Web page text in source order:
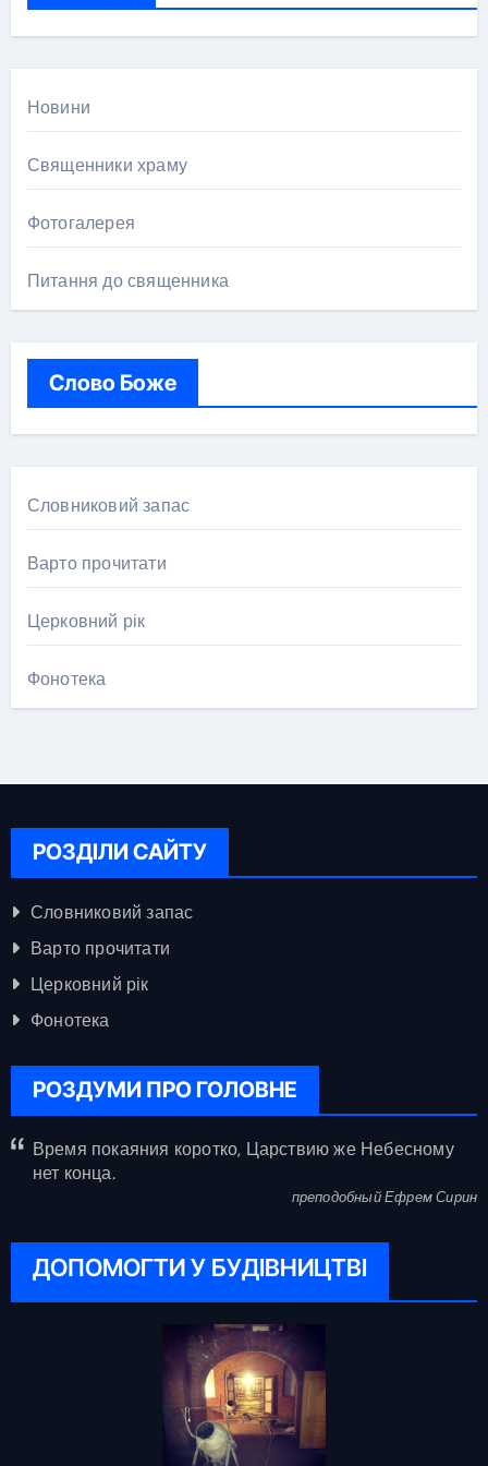
:
Новини
Священники храму
Фотогалерея
Питання до священника
Слово Боже
Словниковий запас
Варто прочитати
Церковний рік
Фонотека
РОЗДІЛИ САЙТУ
Словниковий запас
Варто прочитати
Церковний рік
Фонотека
РОЗДУМИ ПРО ГОЛОВНЕ
Время покаяния коротко, Царствию же Небесному
нет конца.
преподобный Ефрем Сирин
ДОПОМОГТИ У БУДІВНИЦТВІ